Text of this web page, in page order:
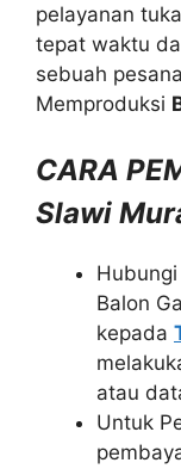
pelayanan
tepat waktu
sebuah
Memproduksi
CARA
Slawi
Balon
kepada
atau
Untuk